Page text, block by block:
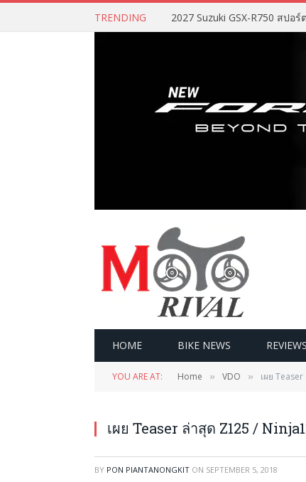
TRENDING
HOME BIKE NEWS REVIEWS
YOU ARE AT: Home » VDO » เผย
เผย Teaser ล่าสุด Z125 /
BY PON PIANTANONGKIT ON SEPTEMBER 5, 2018